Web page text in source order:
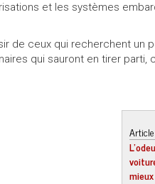
et les systèmes
de ceux qui recherchent un
qui sauront en tirer parti,